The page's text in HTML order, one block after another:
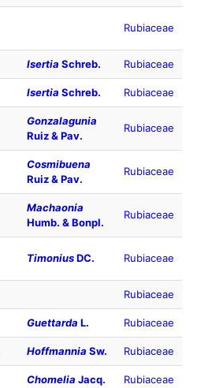
Rubiaceae
Isertia Schreb. Rubiaceae
Isertia Schreb. Rubiaceae
Gonzalagunia
Ruiz & Pav.
Rubiaceae
Cosmibuena
Ruiz & Pav.
Rubiaceae
Machaonia
Humb. & Bonpl.
Rubiaceae
TimoniusDC. Rubiaceae
Rubiaceae
Guettarda L. Rubiaceae
Hoffmannia Sw. Rubiaceae
Chomelia Jacq. Rubiaceae